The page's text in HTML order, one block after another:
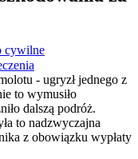
cywilne
- ugryzł jednego z
to wymusiło
dalszą podróż.
to nadzwyczajna
z obowiązku wypłaty